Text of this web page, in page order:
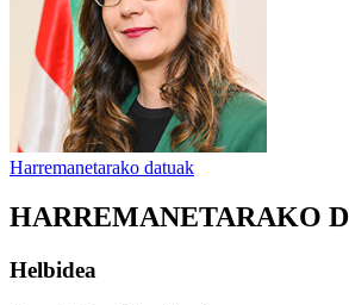
Harremanetarako datuak
HARREMANETARAKO
Helbidea